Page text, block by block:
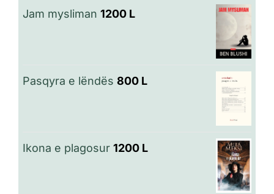
Jam mysliman 1200 L
Pasqyra e lëndës 800 L
Ikona e plagosur 1200 L